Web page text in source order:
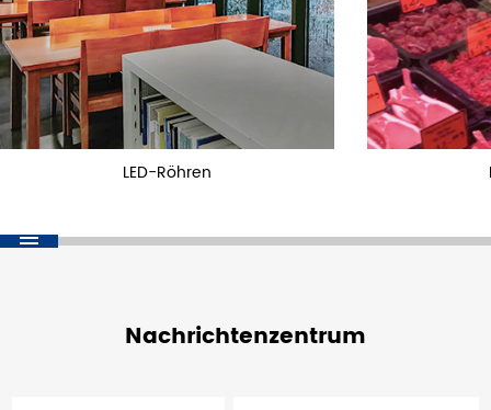
LED-Röhren
Nachrichtenzentrum